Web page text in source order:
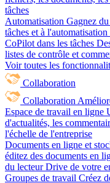
tâches
Automatisation Gagnez
tâches et à
CoPilot dans les tâches
listes de contrôle et
Voir toutes les
Collaboration
Collaboration
Espace de travail en ligne
d'actualités, les
l'échelle de l'entreprise
Documents en ligne et
éditez des documents en
du lecteur Drive de votre
Groupes de travail Créez